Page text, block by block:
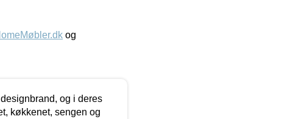
og
og i deres
køkkenet, sengen og